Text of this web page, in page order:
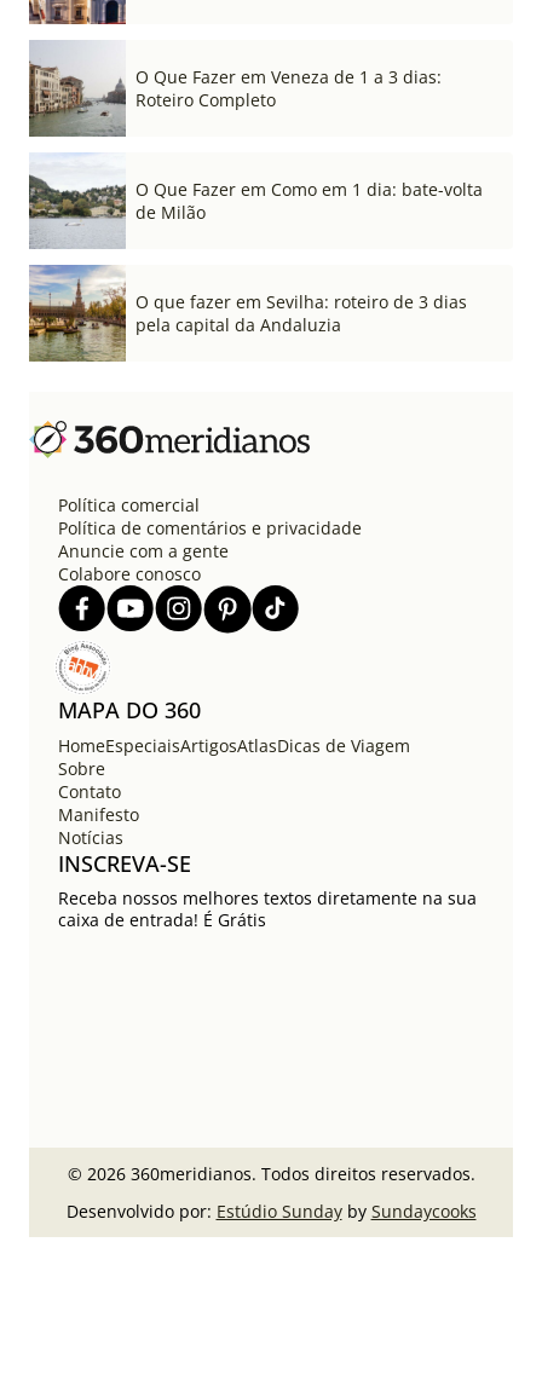
O Que Fazer em Veneza de 1 a 3 dias:
Roteiro Completo
O Que Fazer em Como em 1 dia: bate-volta
de Milão
O que fazer em Sevilha: roteiro de 3 dias
pela capital da Andaluzia
Política comercial
Política de comentários e privacidade
Anuncie com a gente
Colabore conosco
MAPA DO 360
HomeEspeciaisArtigosAtlasDicas de Viagem
Sobre
Contato
Manifesto
Notícias
INSCREVA-SE
Receba nossos melhores textos diretamente na sua
caixa de entrada! É Grátis
© 2026 360meridianos. Todos direitos reservados.
Desenvolvido por: Estúdio Sundayby Sundaycooks